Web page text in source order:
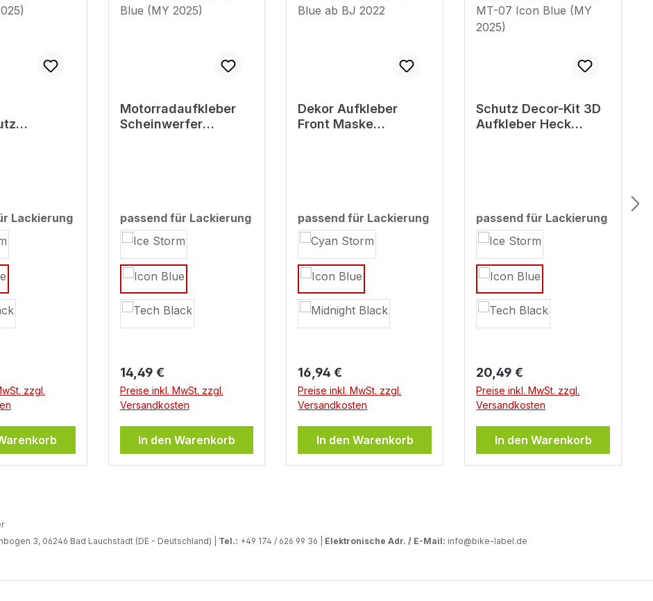
Lackierung
zzgl.
Motorradaufkleber
Scheinwerfer
passend für Lackierung
auswählen
Regulärer Preis:
14,49 €
Preise inkl. MwSt. zzgl.
Versandkosten
In den Warenkorb
Dekor Aufkleber
Front Maske
passend für Lackierung
auswählen
Regulärer Preis:
16,94 €
Preise inkl. MwSt. zzgl.
Versandkosten
In den Warenkorb
Schutz Decor-Kit 3D
Aufkleber Heck
passend für Lackierung
auswählen
Regulärer Preis:
20,49 €
Preise inkl. MwSt. zzgl.
Versandkosten
In den Warenkorb
3, 06246 Bad Lauchstädt (DE - Deutschland) | Tel.: +49 174 / 626 99 36 | Elektronische Adr. / E-Mail: info@bike-label.de